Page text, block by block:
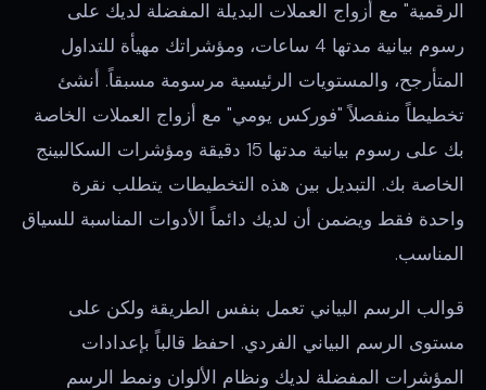
الرقمية" مع أزواج العملات البديلة المفضلة لديك على
رسوم بيانية مدتها 4 ساعات، ومؤشراتك مهيأة للتداول
المتأرجح، والمستويات الرئيسية مرسومة مسبقاً. أنشئ
تخطيطاً منفصلاً "فوركس يومي" مع أزواج العملات الخاصة
بك على رسوم بيانية مدتها 15 دقيقة ومؤشرات السكالبينج
الخاصة بك. التبديل بين هذه التخطيطات يتطلب نقرة
واحدة فقط ويضمن أن لديك دائماً الأدوات المناسبة للسياق
المناسب.
قوالب الرسم البياني تعمل بنفس الطريقة ولكن على
مستوى الرسم البياني الفردي. احفظ قالباً بإعدادات
المؤشرات المفضلة لديك ونظام الألوان ونمط الرسم